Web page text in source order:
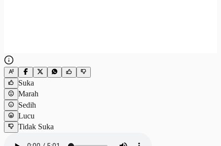
Suka
Marah
Sedih
Lucu
Tidak Suka